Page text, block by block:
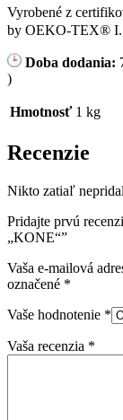
Vyrobené z
by OEKO-TEX® I.
Doba dodania:
)
Hmotnosť 1 kg
Recenzie
Nikto zatiaľ
Pridajte prvú
„KONE“”
Vaša e-mailová
označené *
Vaše hodnotenie *
Vaša recenzia *